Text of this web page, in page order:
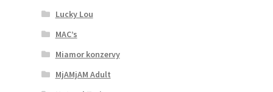
Lucky Lou
MAC’s
Miamor konzervy
MjAMjAM Adult